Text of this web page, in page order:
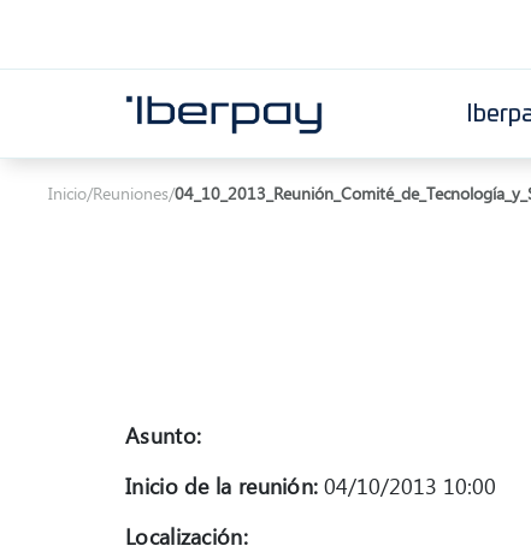
Iberpay
Inicio/Reuniones/
Asunto:
Inicio de la reunión: 04/10/2013 10:00
Localización: